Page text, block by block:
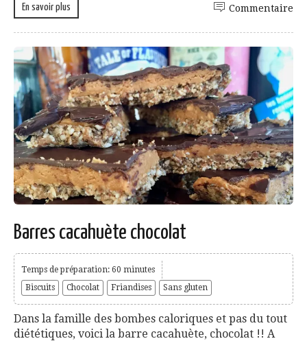
En savoir plus Commentaire
Barres cacahuète chocolat
Temps de préparation: 60 minutes
Biscuits
Chocolat Friandises Sans gluten
Dans la famille des bombes caloriques et pas du tout
diététiques, voici la barre cacahuète, chocolat !! A